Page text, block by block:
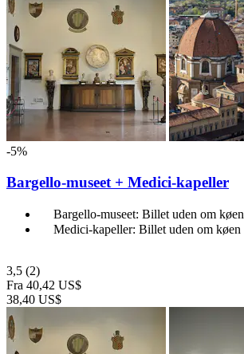
-5%
Bargello-museet + Medici-kapeller
Bargello-museet: Billet uden om køen
Medici-kapeller: Billet uden om køen
3,5 (2)
Fra 40,42 US$
38,40 US$